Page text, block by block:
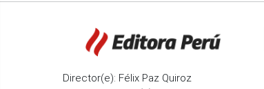
Director(e): Félix Paz Quiroz